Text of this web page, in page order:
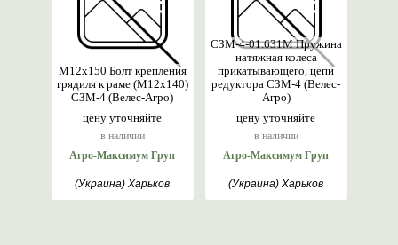
цену уточняйте
в наличии
М12х150 Болт крепления
грядиля к раме (М12х140)
СЗМ-4 (Велес-Агро)
Агро-Максимум Груп
(Украина) Харьков
цену уточняйте
в наличии
СЗМ-4-01.631М Пружина
натяжная колеса
прикатывающего, цепи
редуктора СЗМ-4 (Велес-
Агро)
Агро-Максимум Груп
(Украина) Харьков